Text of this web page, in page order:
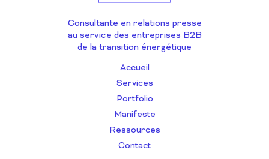
Consultante en relations presse
au service des entreprises B2B
de la transition énergétique
Accueil
Services
Portfolio
Manifeste
Ressources
Contact